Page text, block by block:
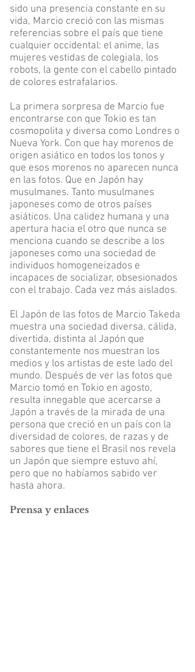
sido una presencia constante en su
vida, Marcio creció con las mismas
referencias sobre el país que tiene
cualquier occidental: el anime, las
mujeres vestidas de colegiala, los
robots, la gente con el cabello pintado
de colores estrafalarios.
La primera sorpresa de Marcio fue
encontrarse con que Tokio es tan
cosmopolita y diversa como Londres o
Nueva York. Con que hay morenos de
origen asiático en todos los tonos y
que esos morenos no aparecen nunca
en las fotos. Que en Japón hay
musulmanes. Tanto musulmanes
japoneses como de otros países
asiáticos. Una calidez humana y una
apertura hacia el otro que nunca se
menciona cuando se describe a los
japoneses como una sociedad de
individuos homogeneizados e
incapaces de socializar, obsesionados
con el trabajo. Cada vez más aislados.
El Japón de las fotos de Marcio Takeda
muestra una sociedad diversa, cálida,
divertida, distinta al Japón que
constantemente nos muestran los
medios y los artistas de este lado del
mundo. Después de ver las fotos que
Marcio tomó en Tokio en agosto,
resulta innegable que acercarse a
Japón a través de la mirada de una
persona que creció en un país con la
diversidad de colores, de razas y de
sabores que tiene el Brasil nos revela
un Japón que siempre estuvo ahí,
pero que no habíamos sabido ver
hasta ahora.​​
Prensa y enlaces